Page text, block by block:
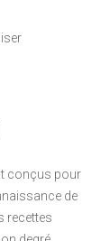
conçus pour
de
recettes